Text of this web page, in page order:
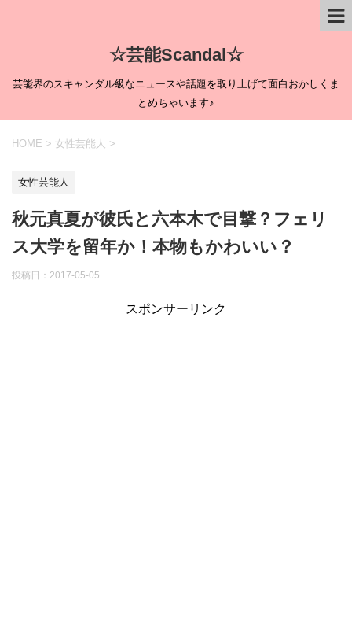
☆芸能Scandal☆
芸能界のスキャンダル級なニュースや話題を取り上げて面白おかしくま
とめちゃいます♪
HOME > 女性芸能人 >
女性芸能人
秋元真夏が彼氏と六本木で目撃？フェリ
ス大学を留年か！本物もかわいい？
投稿日： 2017-05-05
スポンサーリンク